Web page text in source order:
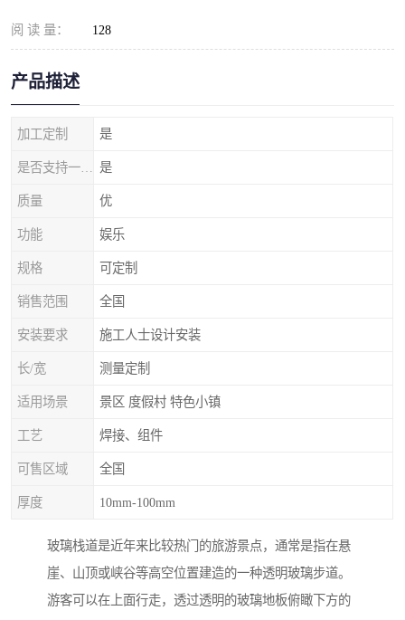
阅 读 量： 128
产品描述
加工定制 是
是
质量 优
功能 娱乐
规格 可定制
销售范围 全国
安装要求 施工人士设计安装
长/宽 测量定制
适用场景 景区 度假村 特色小镇
工艺 焊接、组件
可售区域 全国
厚度 10mm-100mm
玻璃栈道是近年来比较热门的旅游景点，通常是指在悬
崖、山顶或峡谷等高空位置建造的一种透明玻璃步道。
游客可以在上面行走，透过透明的玻璃地板俯瞰下方的